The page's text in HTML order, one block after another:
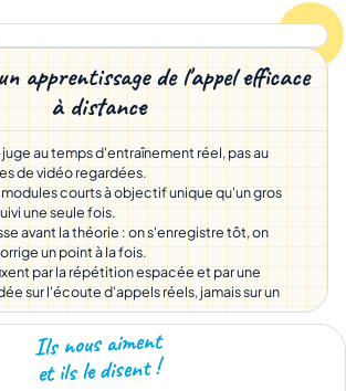
apprentissage de l'appel efficace
à distance
au temps d'entraînement réel, pas au
de vidéo regardées.
modules courts à objectif unique qu'un gros
une seule fois.
avant la théorie : on s'enregistre tôt, on
un point à la fois.
par la répétition espacée et par une
sur l'écoute d'appels réels, jamais sur un
Ils nous aiment
et ils le disent !